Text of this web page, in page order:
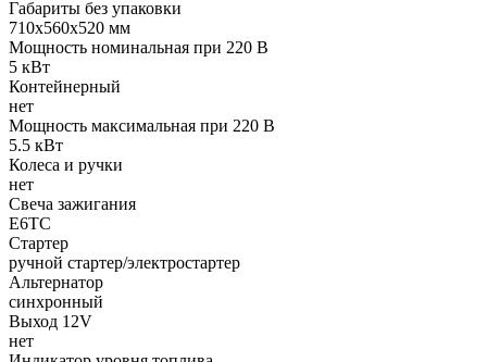
Габариты без упаковки
710х560х520 мм
Мощность номинальная при 220 В
5 кВт
Контейнерный
нет
Мощность максимальная при 220 В
5.5 кВт
Колеса и ручки
нет
Свеча зажигания
E6TC
Стартер
ручной стартер/электростартер
Альтернатор
синхронный
Выход 12V
нет